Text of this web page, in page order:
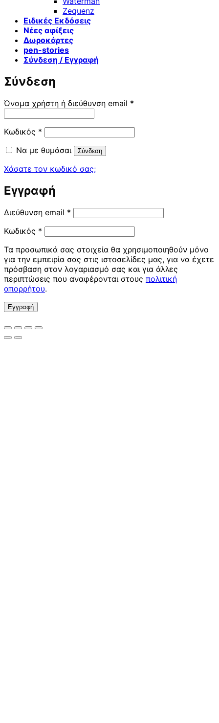
Zequenz
Ειδικές Εκδόσεις
Νέες αφίξεις
Δωροκάρτες
pen-stories
Σύνδεση / Εγγραφή
Σύνδεση
Όνομα χρήστη ή διεύθυνση email *
Κωδικός * Απαιτείται
Να με θυμάσαι
Σύνδεση
Χάσατε τον κωδικό σας;
Εγγραφή
Διεύθυνση email * Απαιτείται
Κωδικός * Απαιτείται
Τα προσωπικά σας στοιχεία θα χρησιμοποιηθούν μόνο
για την εμπειρία σας στις ιστοσελίδες μας, για να έχετε
πρόσβαση στον λογαριασμό σας και για άλλες
περιπτώσεις που αναφέρονται στους πολιτική
απορρήτου.
Εγγραφή